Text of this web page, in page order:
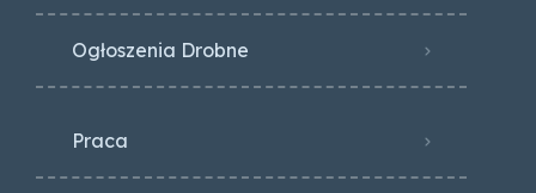
Ogłoszenia Drobne
Praca